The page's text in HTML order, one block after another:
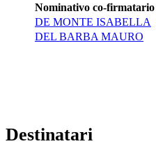
Nominativo co-firmatario
DE MONTE ISABELLA
DEL BARBA MAURO
Destinatari